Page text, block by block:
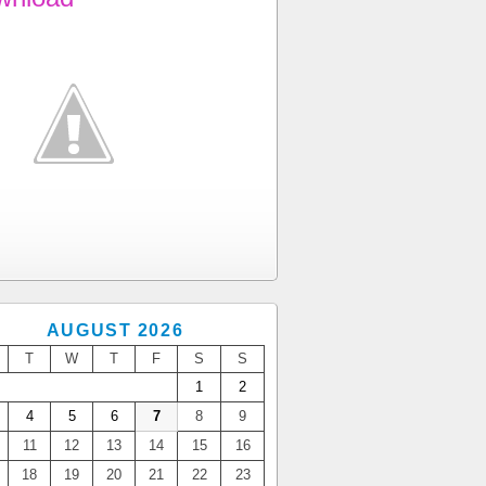
AUGUST 2026
T W T F S
S
1
2
4 5 6 7 8
9
11 12 13 14 15
16
18 19 20 21 22
23